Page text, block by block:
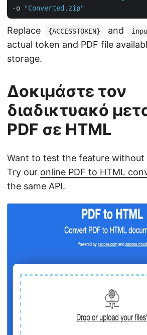
-o
"Converted.zip"
Replace {ACCESSTOKEN} and
actual token and PDF file
storage.
Δοκιμάστε τον
διαδικτυακό
PDF σε HTML
Want to test the feature without
Try our online PDF to HTML
the same API.